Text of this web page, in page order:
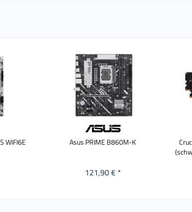
WIFI6E Asus PRIME B860M-K
121,90 € *